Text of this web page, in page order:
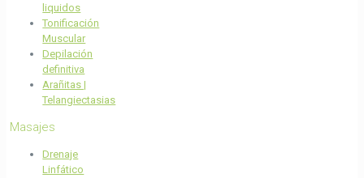
liquidos
Tonificación
Muscular
Depilación
definitiva
Arañitas |
Telangiectasias
Masajes
Drenaje
Linfático